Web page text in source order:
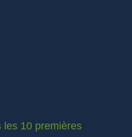
les 10 premières